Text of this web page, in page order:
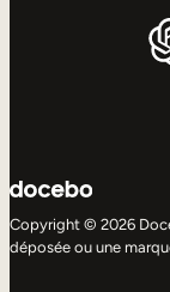
Copyright © 2026
déposée ou une